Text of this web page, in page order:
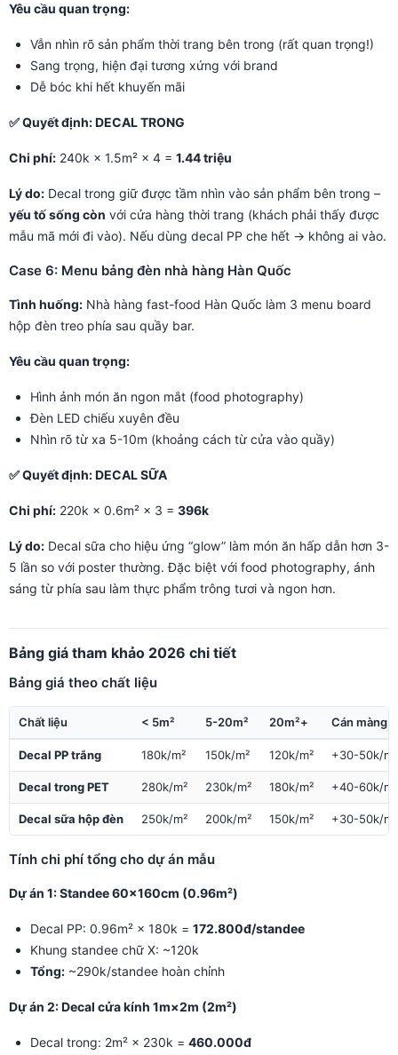
Yêu cầu quan trọng:
Vẫn nhìn rõ sản phẩm thời trang bên trong (rất quan trọng!)
Sang trọng, hiện đại tương xứng với brand
Dễ bóc khi hết khuyến mãi
✅ Quyết định: DECAL TRONG
Chi phí: 240k × 1.5m² × 4 = 1.44 triệu
Lý do: Decal trong giữ được tầm nhìn vào sản phẩm bên trong –
yếu tố sống còn với cửa hàng thời trang (khách phải thấy được
mẫu mã mới đi vào). Nếu dùng decal PP che hết → không ai vào.
Case 6: Menu bảng đèn nhà hàng Hàn Quốc
Tình huống: Nhà hàng fast-food Hàn Quốc làm 3 menu board
hộp đèn treo phía sau quầy bar.
Yêu cầu quan trọng:
Hình ảnh món ăn ngon mắt (food photography)
Đèn LED chiếu xuyên đều
Nhìn rõ từ xa 5-10m (khoảng cách từ cửa vào quầy)
✅ Quyết định: DECAL SỮA
Chi phí: 220k × 0.6m² × 3 = 396k
Lý do: Decal sữa cho hiệu ứng “glow” làm món ăn hấp dẫn hơn 3-
5 lần so với poster thường. Đặc biệt với food photography, ánh
sáng từ phía sau làm thực phẩm trông tươi và ngon hơn.
Bảng giá tham khảo 2026 chi tiết
Bảng giá theo chất liệu
Chất liệu < 5m² 5-20m² 20m²+ Cán màng
Decal PP trắng 180k/m² 150k/m² 120k/m² +30-50k/m²
Decal trong PET 280k/m² 230k/m² 180k/m² +40-60k/m²
Decal sữa hộp đèn 250k/m² 200k/m² 150k/m² +30-50k/m²
Tính chi phí tổng cho dự án mẫu
Dự án 1: Standee 60×160cm (0.96m²)
Decal PP: 0.96m² × 180k = 172.800đ/standee
Khung standee chữ X: ~120k
Tổng: ~290k/standee hoàn chỉnh
Dự án 2: Decal cửa kính 1m×2m (2m²)
Decal trong: 2m² × 230k = 460.000đ